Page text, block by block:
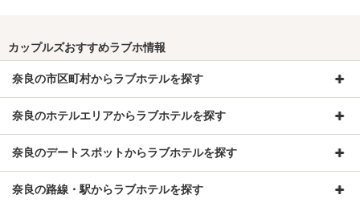
カップルズおすすめラブホ情報
奈良の市区町村からラブホテルを探す
奈良のホテルエリアからラブホテルを探す
奈良のデートスポットからラブホテルを探す
奈良の路線・駅からラブホテルを探す